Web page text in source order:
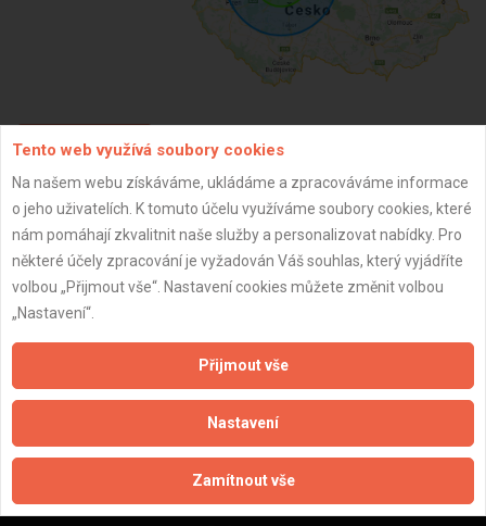
ZPĚT
Aktualizováno z portálu ARES dne 01.07.2025 10:28:56
Důležité informace
Naše firmy a řemeslníci
Zpracování a ochrana osobních údajů
Zásady pro používání souborů cookie
Obchodní podmínky (zprostředkování)
Obchodní podmínky (rozpočtování)
Tento web využívá soubory cookies
Na našem webu získáváme, ukládáme a zpracováváme informace
o jeho uživatelích. K tomuto účelu využíváme soubory cookies, které
nám pomáhají zkvalitnit naše služby a personalizovat nabídky. Pro
některé účely zpracování je vyžadován Váš souhlas, který vyjádříte
volbou „Přijmout vše“. Nastavení cookies můžete změnit volbou
„Nastavení“.
Přijmout vše
Nastavení
Zamítnout vše